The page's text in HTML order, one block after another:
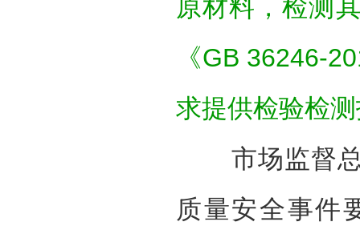
原材料，检测
《GB 36246-
求提供检验检
市场监督总
质量安全事件